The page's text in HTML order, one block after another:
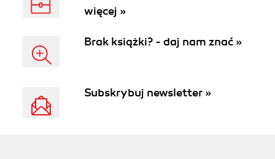
więcej »
Brak książki? - daj nam znać »
Subskrybuj newsletter »